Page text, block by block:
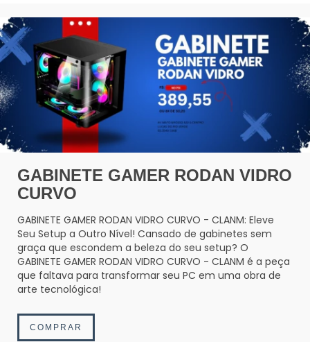
GABINETE GAMER RODAN VIDRO
CURVO
GABINETE GAMER RODAN VIDRO CURVO - CLANM: Eleve
Seu Setup a Outro Nível! Cansado de gabinetes sem
graça que escondem a beleza do seu setup? O
GABINETE GAMER RODAN VIDRO CURVO - CLANM é a peça
que faltava para transformar seu PC em uma obra de
arte tecnológica!
COMPRAR